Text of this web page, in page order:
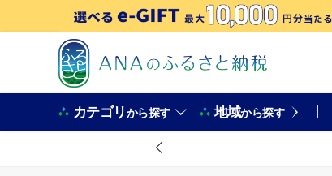
カテゴリから探す 地域から探す